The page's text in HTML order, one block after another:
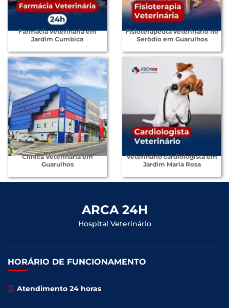
Farmácia veterinária em
Jardim Cumbica
Fisioterapeuta veterinário no
Serôdio em Guarulhos
Clínica Veterinária em
Guarulhos
Veterinário cardiologista em
Jardim Maria Rosa
ARCA 24H
Hospital Veterinário
HORÁRIO DE FUNCIONAMENTO
Atendimento 24 horas